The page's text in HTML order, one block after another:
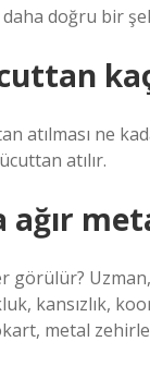
doğru bir
atılması ne
atılır.
Uzman,
kansızlık,
metal